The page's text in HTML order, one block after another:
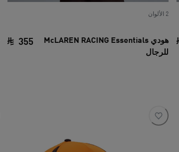
2 الألوان
هودي McLAREN RACING Essentials
للرجال
355